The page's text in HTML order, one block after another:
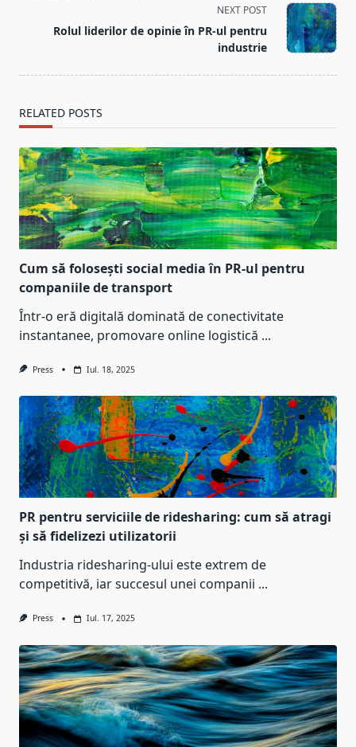
reader-
NEXT POST
Rolul liderilor de opinie în PR-ul pentru
industrie
RELATED POSTS
Cum să folosești social media în PR-ul pentru
companiile de transport
Într-o eră digitală dominată de conectivitate
instantanee, promovare online logistică ...
Press Iul. 18, 2025
PR pentru serviciile de ridesharing: cum să atragi
și să fidelizezi utilizatorii
Industria ridesharing-ului este extrem de
competitivă, iar succesul unei companii ...
Press Iul. 17, 2025